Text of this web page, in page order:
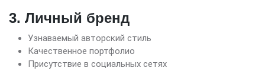
3. Личный бренд
Узнаваемый авторский стиль
Качественное портфолио
Присутствие в социальных сетях